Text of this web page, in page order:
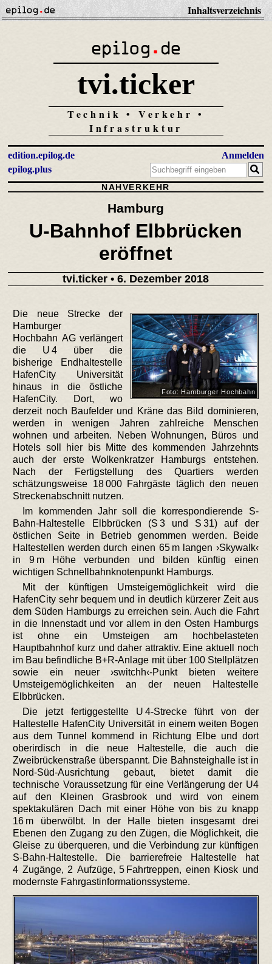
Inhaltsverzeichnis
tvi.ticker
Technik • Verkehr •
Infrastruktur
edition.epilog.de
epilog.plus
Anmelden
NAHVERKEHR
Hamburg
U-Bahnhof Elbbrücken
eröffnet
tvi.ticker • 6. Dezember 2018
Foto: Hamburger Hochbahn
Die neue Strecke der
Hamburger
Hochbahn AG verlängert
die U 4 über die
bisherige Endhaltestelle
HafenCity Universität
hinaus in die östliche
HafenCity. Dort, wo
derzeit noch Baufelder und Kräne das Bild dominieren,
werden in wenigen Jahren zahlreiche Menschen
wohnen und arbeiten. Neben Wohnungen, Büros und
Hotels soll hier bis Mitte des kommenden Jahrzehnts
auch der erste Wolkenkratzer Hamburgs entstehen.
Nach der Fertigstellung des Quartiers werden
schätzungsweise 18 000 Fahrgäste täglich den neuen
Streckenabschnitt nutzen.
Im kommenden Jahr soll die korrespondierende S-
Bahn-Haltestelle Elbbrücken (S 3 und S 31) auf der
östlichen Seite in Betrieb genommen werden. Beide
Haltestellen werden durch einen 65 m langen ›Skywalk‹
in 9 m Höhe verbunden und bilden künftig einen
wichtigen Schnellbahnknotenpunkt Hamburgs.
Mit der künftigen Umsteigemöglichkeit wird die
HafenCity sehr bequem und in deutlich kürzerer Zeit aus
dem Süden Hamburgs zu erreichen sein. Auch die Fahrt
in die Innenstadt und vor allem in den Osten Hamburgs
ist ohne ein Umsteigen am hochbelasteten
Hauptbahnhof kurz und daher attraktiv. Eine aktuell noch
im Bau befindliche B+R-Anlage mit über 100 Stellplätzen
sowie ein neuer ›switchh‹-Punkt bieten weitere
Umsteigemöglichkeiten an der neuen Haltestelle
Elbbrücken.
Die jetzt fertiggestellte U 4-Strecke führt von der
Haltestelle HafenCity Universität in einem weiten Bogen
aus dem Tunnel kommend in Richtung Elbe und dort
oberirdisch in die neue Haltestelle, die auch die
Zweibrückenstraße überspannt. Die Bahnsteighalle ist in
Nord-Süd-Ausrichtung gebaut, bietet damit die
technische Voraussetzung für eine Verlängerung der U4
auf den Kleinen Grasbrook und wird von einem
spektakulären Dach mit einer Höhe von bis zu knapp
16 m überwölbt. In der Halle bieten insgesamt drei
Ebenen den Zugang zu den Zügen, die Möglichkeit, die
Gleise zu überqueren, und die Verbindung zur künftigen
S-Bahn-Haltestelle. Die barrierefreie Haltestelle hat
4 Zugänge, 2 Aufzüge, 5 Fahrtreppen, einen Kiosk und
modernste Fahrgastinformationssysteme.